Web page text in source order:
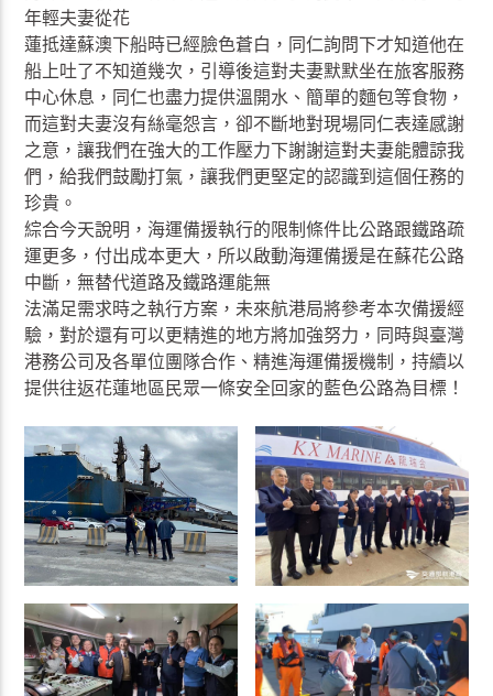
年輕夫妻從花
蓮抵達蘇澳下船時已經臉色蒼白，同仁詢問下才知道他在
船上吐了不知道幾次，引導後這對夫妻默默坐在旅客服務
中心休息，同仁也盡力提供溫開水、簡單的麵包等食物，
而這對夫妻沒有絲毫怨言，卻不斷地對現場同仁表達感謝
之意，讓我們在強大的工作壓力下謝謝這對夫妻能體諒我
們，給我們鼓勵打氣，讓我們更堅定的認識到這個任務的
珍貴。
綜合今天說明，海運備援執行的限制條件比公路跟鐵路疏
運更多，付出成本更大，所以啟動海運備援是在蘇花公路
中斷，無替代道路及鐵路運能無
法滿足需求時之執行方案，未來航港局將參考本次備援經
驗，對於還有可以更精進的地方將加強努力，同時與臺灣
港務公司及各單位團隊合作、精進海運備援機制，持續以
提供往返花蓮地區民眾一條安全回家的藍色公路為目標！